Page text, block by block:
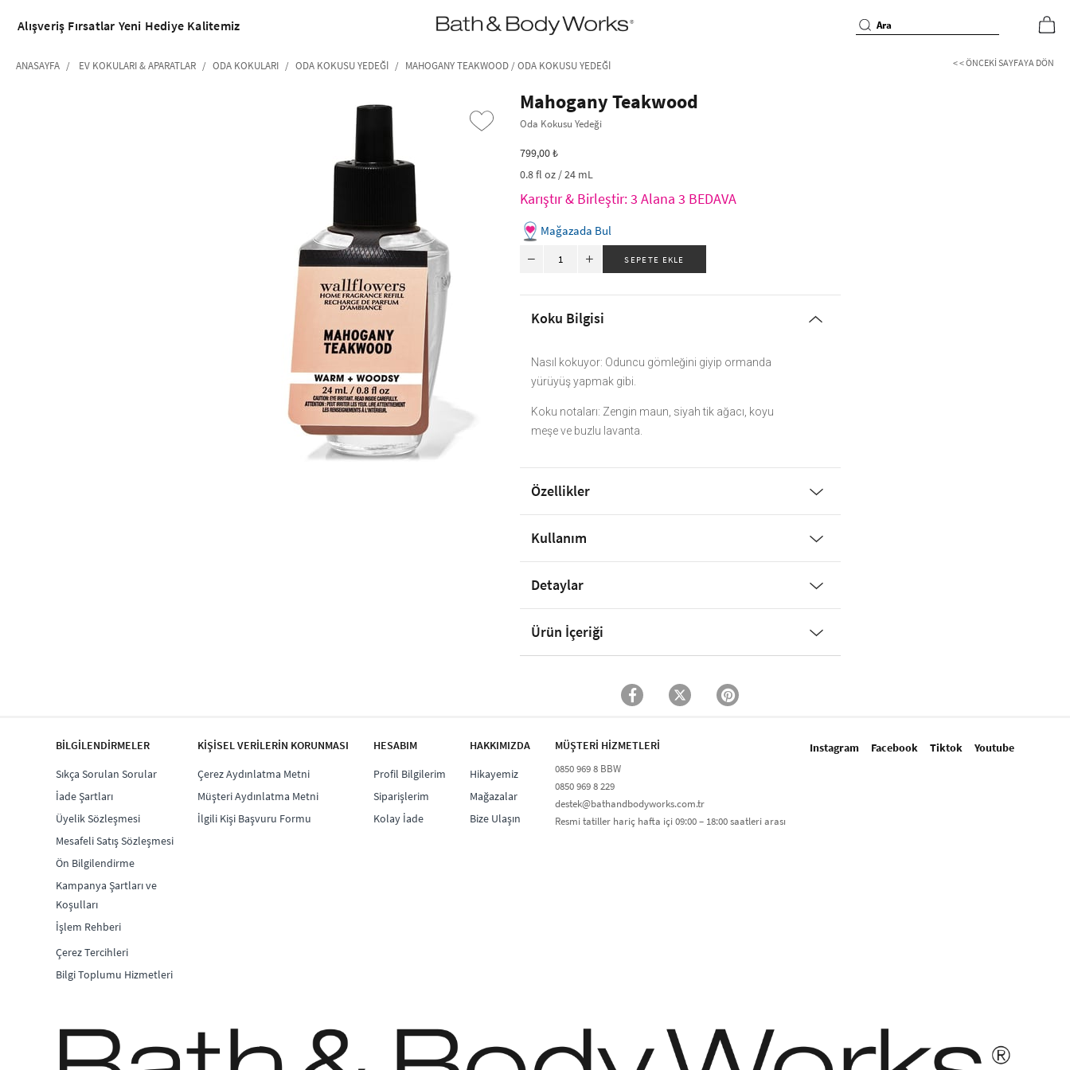
•2200₺ ve Üzeri Kargo Ücretsiz!•
*Promosyon Detayları
Alışveriş Fırsatlar Yeni Hediye Kalitemiz
ANASAYFA EV KOKULARI & APARATLAR ODA KOKULARI ODA KOKUSU YEDEĞI MAHOGANY TEAKWOOD / ODA KOKUSU YEDEĞI < < ÖNCEKI SAYFAYA DÖN
Mahogany Teakwood
Oda Kokusu Yedeği
799,00 ₺
0.8 fl oz / 24 mL
Karıştır & Birleştir: 3 Alana 3 BEDAVA
Mağazada Bul
Koku Bilgisi
Nasıl kokuyor: Oduncu gömleğini giyip ormanda
yürüyüş yapmak gibi.
Koku notaları: Zengin maun, siyah tik ağacı, koyu
meşe ve buzlu lavanta.
Özellikler
Kullanım
Detaylar
Ürün İçeriği
Instagram Facebook Tiktok Youtube
BİLGİLENDİRMELER
Sıkça Sorulan Sorular
İade Şartları
Üyelik Sözleşmesi
Mesafeli Satış Sözleşmesi
Ön Bilgilendirme
Kampanya Şartları ve
Koşulları
İşlem Rehberi
Çerez Tercihleri
Bilgi Toplumu Hizmetleri
KİŞİSEL VERİLERİN KORUNMASI
Çerez Aydınlatma Metni
Müşteri Aydınlatma Metni
İlgili Kişi Başvuru Formu
HESABIM
Profil Bilgilerim
Siparişlerim
Kolay İade
HAKKIMIZDA
Hikayemiz
Mağazalar
Bize Ulaşın
MÜŞTERİ HİZMETLERİ​
0850 969 8 BBW​
0850 969 8 229​​
destek@bathandbodyworks.com.tr
Resmi tatiller hariç hafta içi 09:00 – 18:00 saatleri arası​